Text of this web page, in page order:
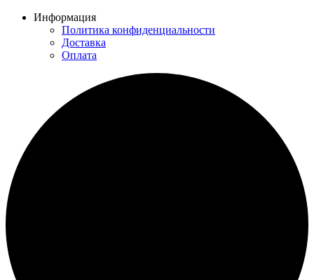
Информация
Политика конфиденциальности
Доставка
Оплата